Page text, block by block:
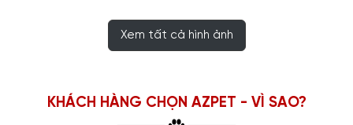
Xem tất cả hình ảnh
KHÁCH HÀNG CHỌN AZPET - VÌ SAO?